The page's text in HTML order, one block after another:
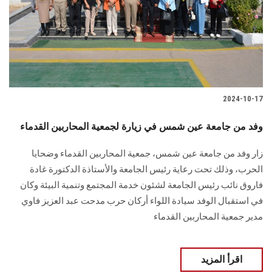
2024-10-17
وفد من جامعة عين شمس في زيارة لجمعية المحاربين القدماء
زار وفد من جامعة عين شمس، جمعية المحاربين القدماء وضحايا
الحرب، وذلك تحت رعاية رئيس الجامعة والأستاذة الدكتورة غادة
فاروق نائب ‏رئيس الجامعة لشئون خدمة المجتمع وتنمية البيئة وكان
في استقبال الوفد سيادة اللواء أركان حرب مدحت عبد العزيز فاوي
مدير جمعية ‏المحاربين القدماء ‏
اقرأ المزيد